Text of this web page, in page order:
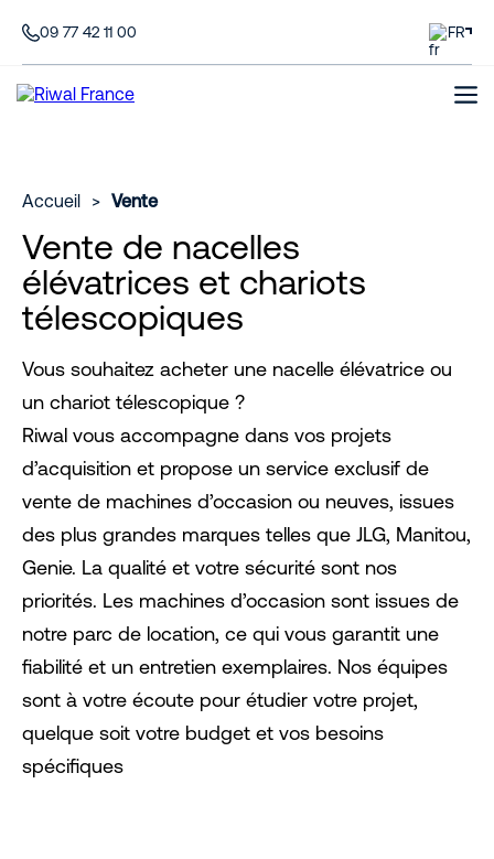
09 77 42 11 00 FR
Accueil > Vente
Vente de nacelles
élévatrices et chariots
télescopiques
Vous souhaitez acheter une nacelle élévatrice ou
un chariot télescopique ?
Riwal vous accompagne dans vos projets
d’acquisition et propose un service exclusif de
vente de machines d’occasion ou neuves, issues
des plus grandes marques telles que JLG, Manitou,
Genie. La qualité et votre sécurité sont nos
priorités. Les machines d’occasion sont issues de
notre parc de location, ce qui vous garantit une
fiabilité et un entretien exemplaires. Nos équipes
sont à votre écoute pour étudier votre projet,
quelque soit votre budget et vos besoins
spécifiques